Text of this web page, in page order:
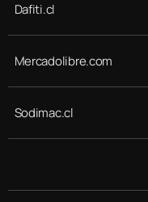
Dafiti.cl
Mercadolibre.com
Sodimac.cl